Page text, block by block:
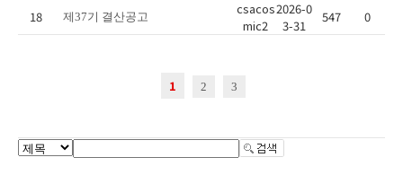
18
제37기 결산공고
csacos
mic2
2026-0
3-31
547 0
1 2 3